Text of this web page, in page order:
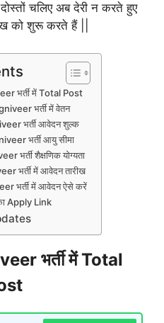
चलिए अब देरी न करते हुए
को शुरू करते हैं ||
भर्ती में Total Post
भर्ती में वेतन
भर्ती आवेदन शुल्क
भर्ती आयु सीमा
भर्ती शैक्षणिक योग्यता
भर्ती में आवेदन तारीख
भर्ती में आवेदन ऐसे करें
Apply Link
भर्ती में Total